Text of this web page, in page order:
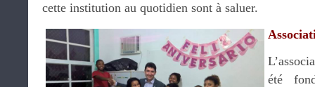
cette institution au quotidien sont à saluer.
été